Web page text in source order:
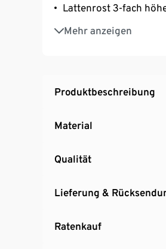
Lattenrost 3-fach
Mehr anzeigen
Inkl. 2 Umbauseiten
Jahre nutzbar
Produktbeschreibung
Material
Qualität
Lieferung &
Ratenkauf